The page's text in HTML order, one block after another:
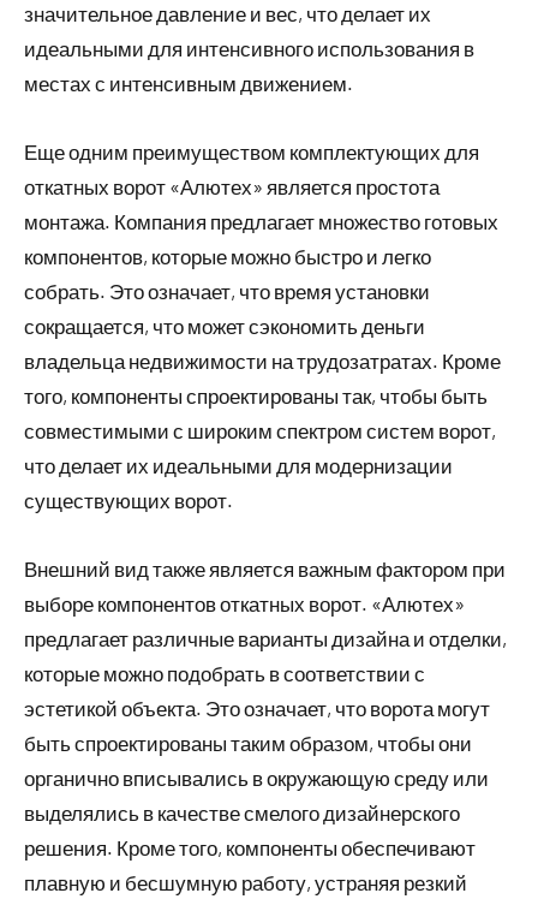
значительное давление и вес, что делает их
идеальными для интенсивного использования в
местах с интенсивным движением.
Еще одним преимуществом комплектующих для
откатных ворот «Алютех» является простота
монтажа. Компания предлагает множество готовых
компонентов, которые можно быстро и легко
собрать. Это означает, что время установки
сокращается, что может сэкономить деньги
владельца недвижимости на трудозатратах. Кроме
того, компоненты спроектированы так, чтобы быть
совместимыми с широким спектром систем ворот,
что делает их идеальными для модернизации
существующих ворот.
Внешний вид также является важным фактором при
выборе компонентов откатных ворот. «Алютех»
предлагает различные варианты дизайна и отделки,
которые можно подобрать в соответствии с
эстетикой объекта. Это означает, что ворота могут
быть спроектированы таким образом, чтобы они
органично вписывались в окружающую среду или
выделялись в качестве смелого дизайнерского
решения. Кроме того, компоненты обеспечивают
плавную и бесшумную работу, устраняя резкий